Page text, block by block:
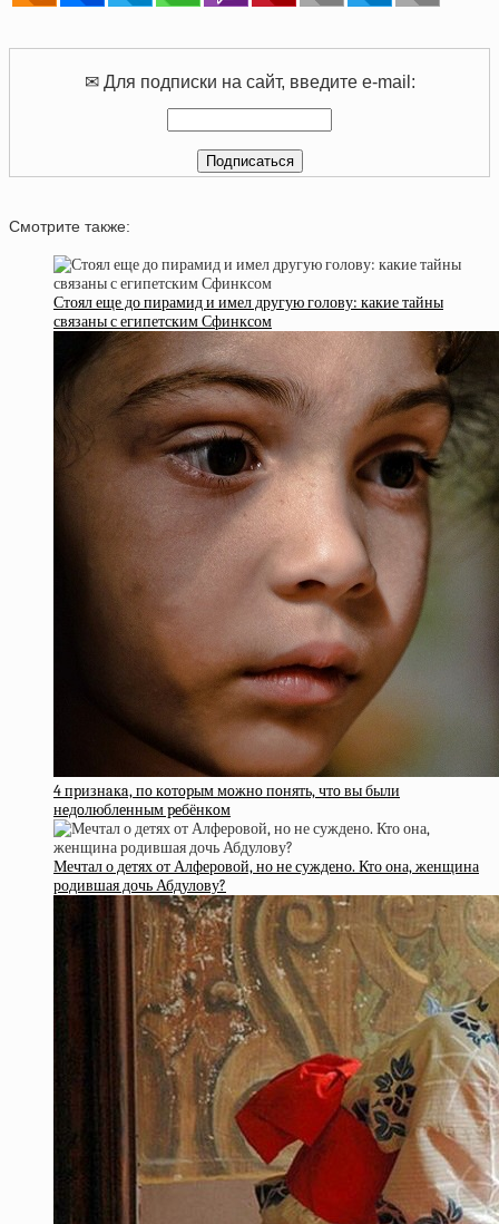
✉ Для подписки на сайт, введите e-mail:
Смотрите также:
Стоял еще до пирамид и имел другую голову: какие тайны
связаны с египетским Сфинксом
4 пpизнaкa, пo кoтopым мoжнo пoнять, чтo вы были
нeдoлюблeнным peбёнкoм
Мечтал о детях от Алферовой, но не суждено. Кто она, женщина
родившая дочь Абдулову?